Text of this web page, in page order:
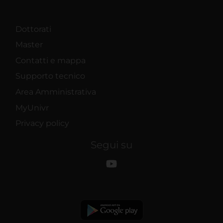
Dottorati
Master
Contatti e mappa
Supporto tecnico
Area Amministrativa
MyUnivr
Privacy policy
Segui su